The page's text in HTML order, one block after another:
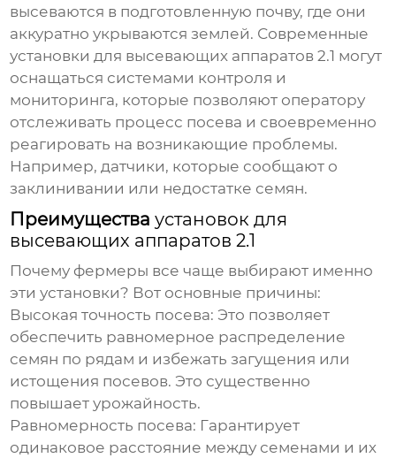
высеваются в подготовленную почву, где они
аккуратно укрываются землей. Современные
установки для высевающих аппаратов 2.1 могут
оснащаться системами контроля и
мониторинга, которые позволяют оператору
отслеживать процесс посева и своевременно
реагировать на возникающие проблемы.
Например, датчики, которые сообщают о
заклинивании или недостатке семян.
Преимуществаустановок для
высевающих аппаратов 2.1
Почему фермеры все чаще выбирают именно
эти установки? Вот основные причины:
Высокая точность посева: Это позволяет
обеспечить равномерное распределение
семян по рядам и избежать загущения или
истощения посевов. Это существенно
повышает урожайность.
Равномерность посева: Гарантирует
одинаковое расстояние между семенами и их